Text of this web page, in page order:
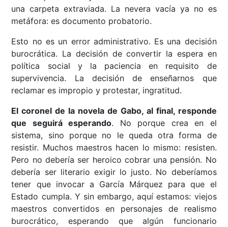
una carpeta extraviada. La nevera vacía ya no es
metáfora: es documento probatorio.
Esto no es un error administrativo. Es una decisión
burocrática. La decisión de convertir la espera en
política social y la paciencia en requisito de
supervivencia. La decisión de enseñarnos que
reclamar es impropio y protestar, ingratitud.
El coronel de la novela de Gabo, al final, responde
que seguirá esperando. No porque crea en el
sistema, sino porque no le queda otra forma de
resistir. Muchos maestros hacen lo mismo: resisten.
Pero no debería ser heroico cobrar una pensión. No
debería ser literario exigir lo justo. No deberíamos
tener que invocar a García Márquez para que el
Estado cumpla. Y sin embargo, aquí estamos: viejos
maestros convertidos en personajes de realismo
burocrático, esperando que algún funcionario